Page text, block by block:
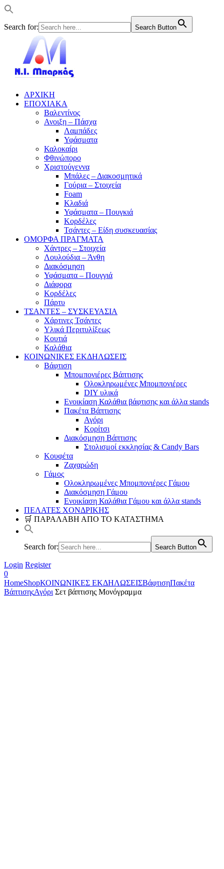
Search for: Search Button
ΑΡΧΙΚΗ
ΕΠΟΧΙΑΚΑ
Βαλεντίνος
Ανοιξη – Πάσχα
Λαμπάδες
Υφάσματα
Καλοκαίρι
Φθινώπορο
Χριστούγεννα
Μπάλες – Διακοσμητικά
Γούρια – Στοιχεία
Foam
Κλαδιά
Υφάσματα – Πουγκιά
Κορδέλες
Τσάντες – Είδη συσκευασίας
ΟΜΟΡΦΑ ΠΡΑΓΜΑΤΑ
Χάντρες – Στοιχεία
Λουλούδια – Άνθη
Διακόσμηση
Υφάσματα – Πουγγιά
Διάφορα
Κορδέλες
Πάρτυ
ΤΣΑΝΤΕΣ – ΣΥΣΚΕΥΑΣΙΑ
Χάρτινες Τσάντες
Υλικά Περιτυλίξεως
Κουτιά
Καλάθια
ΚΟΙΝΩΝΙΚΕΣ ΕΚΔΗΛΩΣΕΙΣ
Βάφτιση
Μπομπονιέρες Βάπτισης
Ολοκληρωμένες Μπομπονιέρες
DIY υλικά
Ενοικίαση Καλάθια βάφτισης και άλλα stands
Πακέτα Βάπτισης
Αγόρι
Κορίτσι
Διακόσμηση Βάπτισης
Στολισμοί εκκλησίας & Candy Bars
Κουφέτα
Ζαχαρώδη
Γάμος
Ολοκληρωμένες Μπομπονιέρες Γάμου
Διακόσμηση Γάμου
Ενοικίαση Καλάθια Γάμου και άλλα stands
ΠΕΛΑΤΕΣ ΧΟΝΔΡΙΚΗΣ
🛒 ΠΑΡΑΛΑΒΗ ΑΠΟ ΤΟ ΚΑΤΑΣΤΗΜΑ
Search for: Search Button
Login Register
0
HomeShopΚΟΙΝΩΝΙΚΕΣ ΕΚΔΗΛΩΣΕΙΣΒάφτισηΠακέτα
ΒάπτισηςΑγόρι Σετ βάπτισης Μονόγραμμα